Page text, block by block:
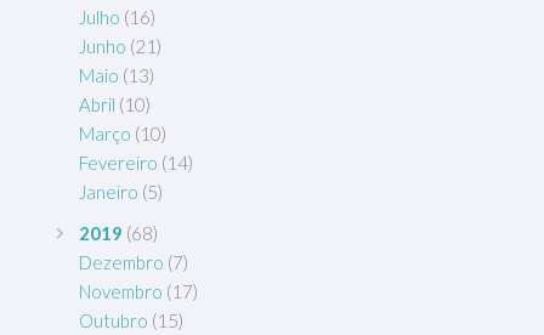
Julho (16)
Junho (21)
Maio (13)
Abril (10)
Março (10)
Fevereiro (14)
Janeiro (5)
2019 (68)
Dezembro (7)
Novembro (17)
Outubro (15)